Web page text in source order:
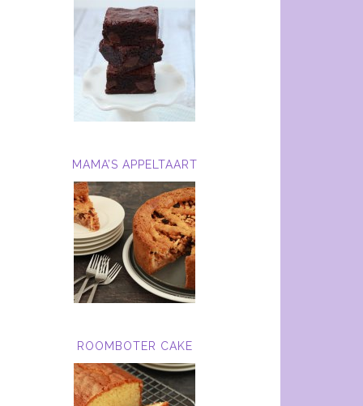
MAMA’S APPELTAART
ROOMBOTER CAKE